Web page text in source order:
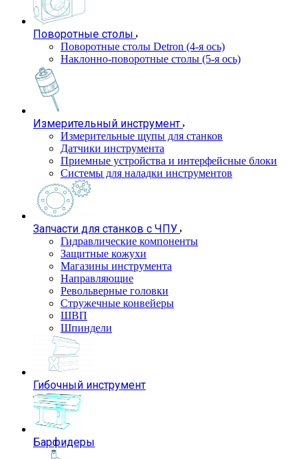
Поворотные столы
Поворотные столы Detron (4-я ось)
Наклонно-поворотные столы (5-я ось)
Измерительный инструмент
Измерительные щупы для станков
Датчики инструмента
Приемные устройства и интерфейсные блоки
Системы для наладки инструментов
Запчасти для станков с ЧПУ
Гидравлические компоненты
Защитные кожухи
Магазины инструмента
Направляющие
Револьверные головки
Стружечные конвейеры
ШВП
Шпиндели
Гибочный инструмент
Барфидеры